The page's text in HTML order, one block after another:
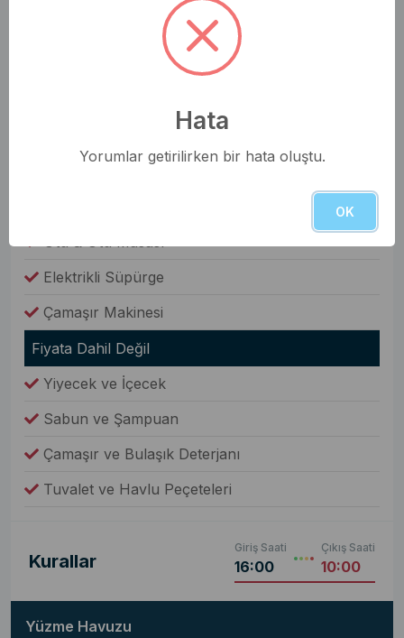
Saç Kurutma Makinesi
Ütü & Ütü Masası
Elektrikli Süpürge
Çamaşır Makinesi
Fiyata Dahil Değil
Yiyecek ve İçecek
Sabun ve Şampuan
Çamaşır ve Bulaşık Deterjanı
Tuvalet ve Havlu Peçeteleri
Kurallar
Giriş Saati
16:00
Çıkış Saati
10:00
Yüzme Havuzu
Hata
Yorumlar getirilirken bir hata oluştu.
OK